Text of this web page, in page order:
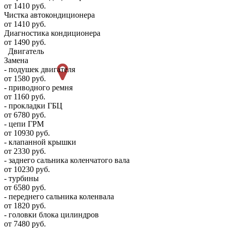
от 1410 руб.
Чистка автокондиционера
от 1410 руб.
Диагностика кондиционера
от 1490 руб.
Двигатель
Замена
- подушек двигателя
от 1580 руб.
- приводного ремня
от 1160 руб.
- прокладки ГБЦ
от 6780 руб.
- цепи ГРМ
от 10930 руб.
- клапанной крышки
от 2330 руб.
- заднего сальника коленчатого вала
от 10230 руб.
- турбины
от 6580 руб.
- переднего сальника коленвала
от 1820 руб.
- головки блока цилиндров
от 7480 руб.